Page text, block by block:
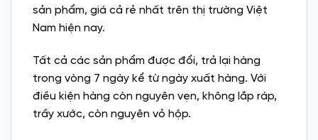
sản phẩm, giá cả rẻ nhất trên thị trường Việt
Nam hiện nay.
Tất cả các sản phẩm được đổi, trả lại hàng
trong vòng 7 ngày kể từ ngày xuất hàng. Với
điều kiện hàng còn nguyên vẹn, không lắp ráp,
trầy xước, còn nguyên vỏ hộp.